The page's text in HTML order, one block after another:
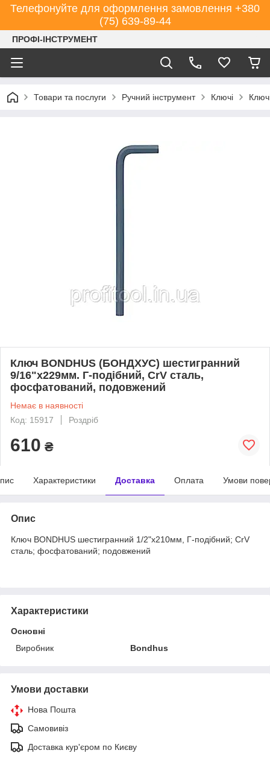
Телефонуйте для оформлення замовлення +380
(75) 639-89-44
ПРОФІ-ІНСТРУМЕНТ
Товари та послуги Ручний інструмент Ключі
Ключ BONDHUS (БОНДХУС) шестигранний
9/16"х229мм. Г-подібний, CrV сталь,
фосфатований, подовжений
Немає в наявності
Код: 15917
Роздріб
610 ₴
Характеристики Доставка Оплата Умови
Опис
Ключ BONDHUS шестигранний 1/2"х210мм, Г-подібний; CrV
сталь; фосфатований; подовжений
Характеристики
Основні
Виробник
Bondhus
Умови доставки
Нова Пошта
Самовивіз
Доставка кур'єром по Києву